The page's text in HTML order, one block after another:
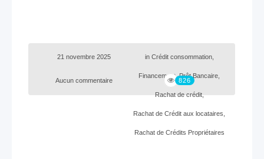
21 novembre 2025 in Crédit consommation,
Financement,Prêt Bancaire
Rachat de crédit,
Rachat de Crédit aux locataires
Rachat de Crédits Propriétaires
Aucun commentaire 826